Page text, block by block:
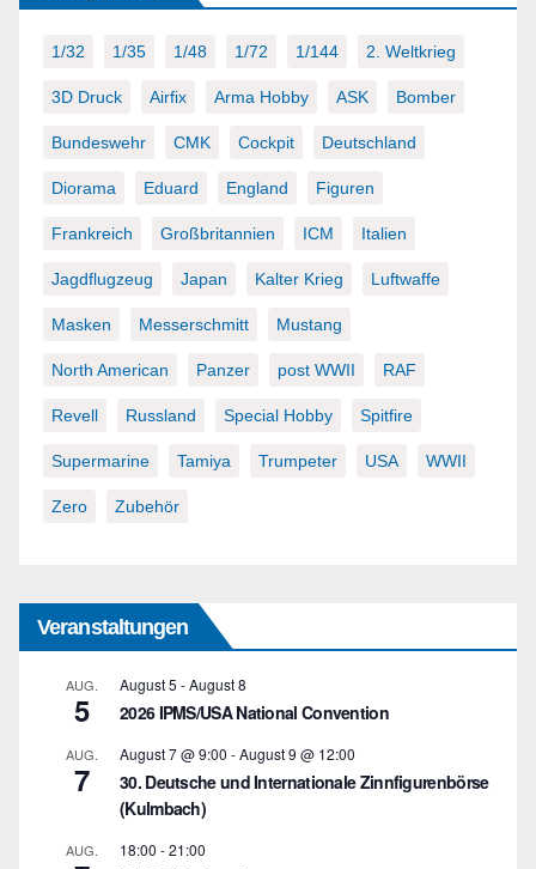
1/32 1/35 1/48 1/72 1/144 2. Weltkrieg
3D Druck Airfix Arma Hobby ASK Bomber
Bundeswehr CMK Cockpit Deutschland
Diorama Eduard England Figuren
Frankreich Großbritannien ICM Italien
Jagdflugzeug Japan Kalter Krieg Luftwaffe
Masken Messerschmitt Mustang
North American Panzer post WWII RAF
Revell Russland Special Hobby Spitfire
Supermarine Tamiya Trumpeter USA WWII
Zero Zubehör
Veranstaltungen
AUG.
5
August 5 -August 8
2026 IPMS/USA National Convention
AUG.
7
August 7 @ 9:00 -August 9 @ 12:00
30. Deutsche und Internationale Zinnfigurenbörse
(Kulmbach)
AUG. 18:00 -21:00